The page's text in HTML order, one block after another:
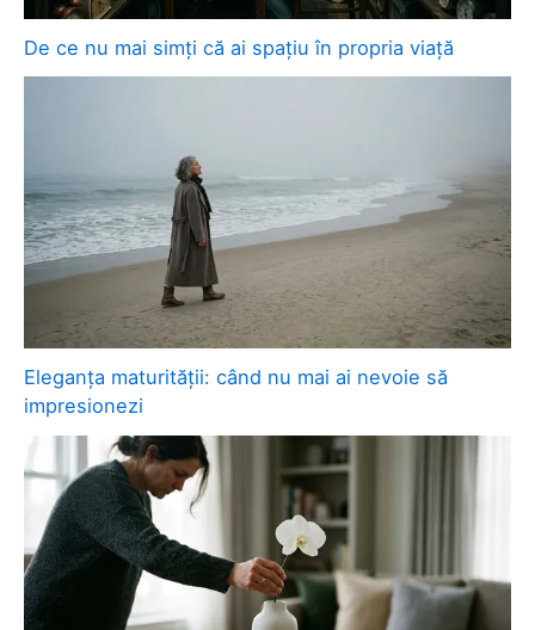
De ce nu mai simți că ai spațiu în propria viață
Eleganța maturității: când nu mai ai nevoie să
impresionezi